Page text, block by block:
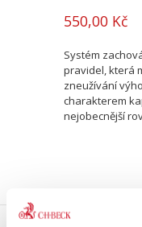
550,00 Kč
Systém
pravidel, která
zneužívání
charakterem
nejobecnější